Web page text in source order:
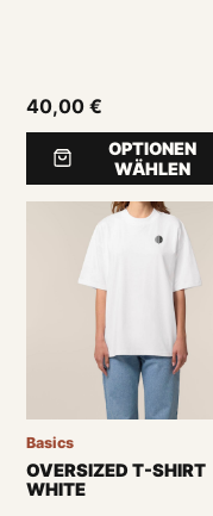
40,00 €
OPTIONEN
WÄHLEN
Basics
OVERSIZED T-SHIRT
WHITE